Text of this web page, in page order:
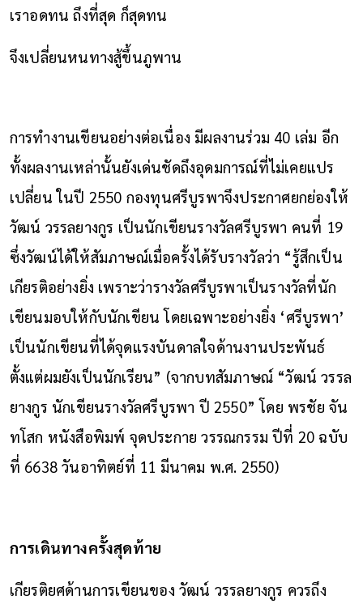
เราอดทน ถึงที่สุด ก็สุดทน
จึงเปลี่ยนหนทางสู้ขึ้นภูพาน
การทำงานเขียนอย่างต่อเนื่อง มีผลงานร่วม 40 เล่ม อีก
ทั้งผลงานเหล่านั้นยังเด่นชัดถึงอุดมการณ์ที่ไม่เคยแปร
เปลี่ยน ในปี 2550 กองทุนศรีบูรพาจึงประกาศยกย่องให้
วัฒน์ วรรลยางกูร เป็นนักเขียนรางวัลศรีบูรพา คนที่ 19
ซึ่งวัฒน์ได้ให้สัมภาษณ์เมื่อครั้งได้รับรางวัลว่า “รู้สึกเป็น
เกียรติอย่างยิ่ง เพราะว่ารางวัลศรีบูรพาเป็นรางวัลที่นัก
เขียนมอบให้กับนักเขียน โดยเฉพาะอย่างยิ่ง ‘ศรีบูรพา’
เป็นนักเขียนที่ได้จุดแรงบันดาลใจด้านงานประพันธ์
ตั้งแต่ผมยังเป็นนักเรียน” (จากบทสัมภาษณ์ “วัฒน์ วรรล
ยางกูร นักเขียนรางวัลศรีบูรพา ปี 2550” โดย พรชัย จัน
ทโสก หนังสือพิมพ์ จุดประกาย วรรณกรรม ปีที่ 20 ฉบับ
ที่ 6638 วันอาทิตย์ที่ 11 มีนาคม พ.ศ. 2550)
การเดินทางครั้งสุดท้าย
เกียรติยศด้านการเขียนของ วัฒน์ วรรลยางกูร ควรถึง